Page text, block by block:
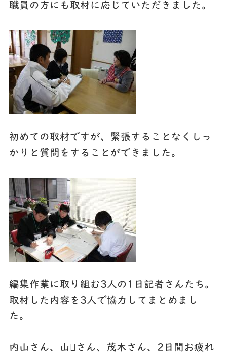
職員の方にも取材に応じていただきました。
初めての取材ですが、緊張することなくしっ
かりと質問をすることができました。
編集作業に取り組む3人の1日記者さんたち。
取材した内容を3人で協力してまとめまし
た。
内山さん、山さん、茂木さん、2日間お疲れ